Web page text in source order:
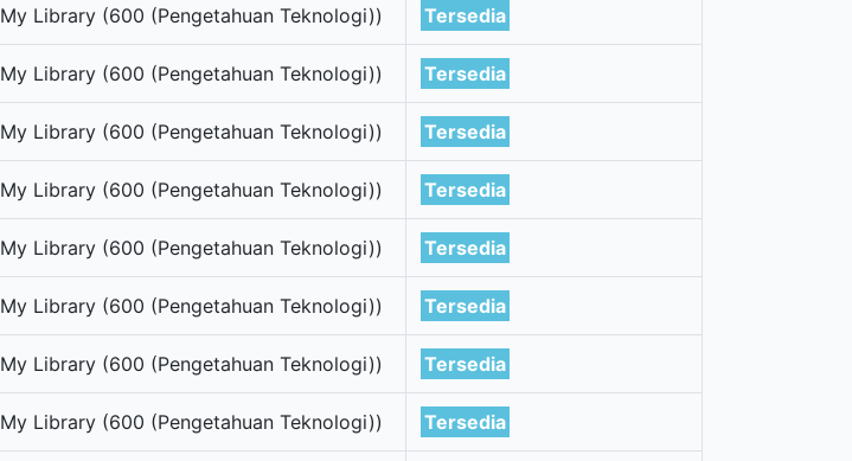
My Library (600 (Pengetahuan Teknologi)) Tersedia
My Library (600 (Pengetahuan Teknologi)) Tersedia
My Library (600 (Pengetahuan Teknologi)) Tersedia
My Library (600 (Pengetahuan Teknologi)) Tersedia
My Library (600 (Pengetahuan Teknologi)) Tersedia
My Library (600 (Pengetahuan Teknologi)) Tersedia
My Library (600 (Pengetahuan Teknologi)) Tersedia
My Library (600 (Pengetahuan Teknologi)) Tersedia